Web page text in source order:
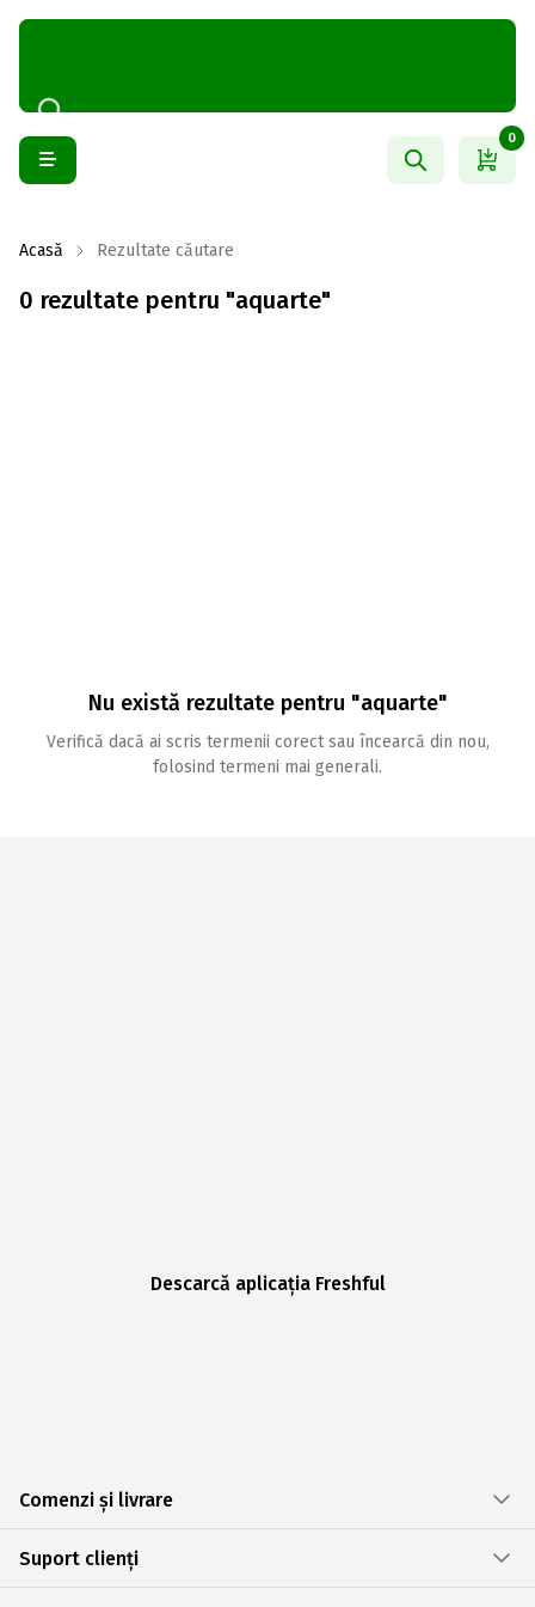
0
Acasă Rezultate căutare
0 rezultate pentru "aquarte"
Nu există rezultate pentru "aquarte"
Verifică dacă ai scris termenii corect sau încearcă din nou,
folosind termeni mai generali.
Descarcă aplicația Freshful
Comenzi și livrare
Suport clienți